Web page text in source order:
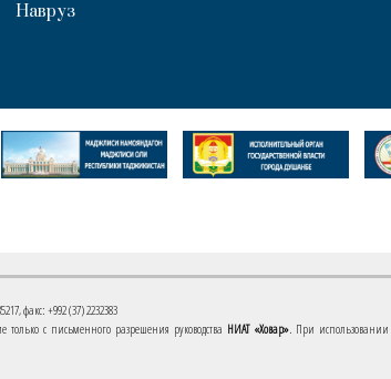
Навруз
факс: +992 (37) 2232383
с письменного разрешения руководства НИАТ «Ховар». При использовании